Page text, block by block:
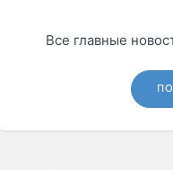
Все главные